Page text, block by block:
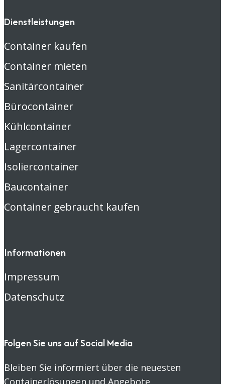
Dienstleistungen
Container kaufen
Container mieten
Sanitärcontainer
Bürocontainer
Kühlcontainer
Lagercontainer
Isoliercontainer
Baucontainer
Container gebraucht kaufen
Informationen
Impressum
Datenschutz
Folgen Sie uns auf Social Media
Bleiben Sie informiert über die neuesten
Containerlösungen und Angebote